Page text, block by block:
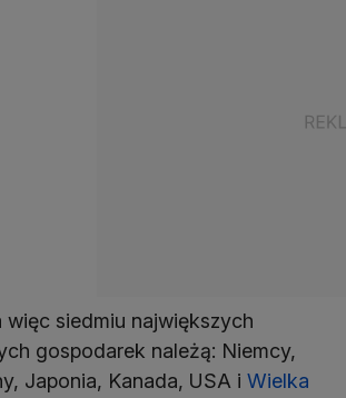
więc siedmiu największych
gospodarek należą: Niemcy,
Japonia, Kanada, USA i Wielka